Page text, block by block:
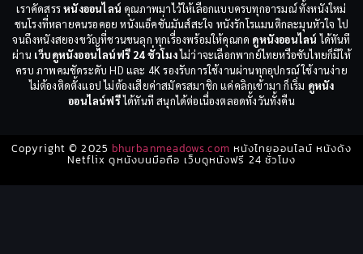
เราคัดสรรหนังออนไลน์ คุณภาพมาไว้ให้เลือกแบบครบทุกอารมณ์ ทั้งหนังใหม่
ชนโรงที่หลายคนรอคอย หนังแอ็คชั่นมันส์สะใจ หนังรักโรแมนติกละมุนหัวใจ ไป
จนถึงหนังสยองขวัญที่ชวนขนลุก ทุกเรื่องพร้อมให้คุณกด ดูหนังออนไลน์ ได้ทันที
ผ่าน เว็บดูหนังออนไลน์ฟรี 24 ชั่วโมงไม่ว่าจะเลือกพากย์ไทยหรือซับไทยก็มีให้
ครบ ภาพคมชัดระดับ HD และ 4K รองรับการใช้งานผ่านทุกอุปกรณ์ ใช้งานง่าย
ไม่ต้องติดตั้งแอป ไม่ต้องเสียค่าสมัครสมาชิก แค่คลิกเข้ามา ก็เริ่ม ดูหนัง
ออนไลน์ฟรีได้ทันที สนุกได้ต่อเนื่องตลอดทั้งวันทั้งคืน
Copyright © 2025 bhurbanmeadows.com หนังไทยออนไลน์ หนังดัง
Netflix ดูหนังบนมือถือ เว็บดูหนังฟรี 24 ชั่วโมง